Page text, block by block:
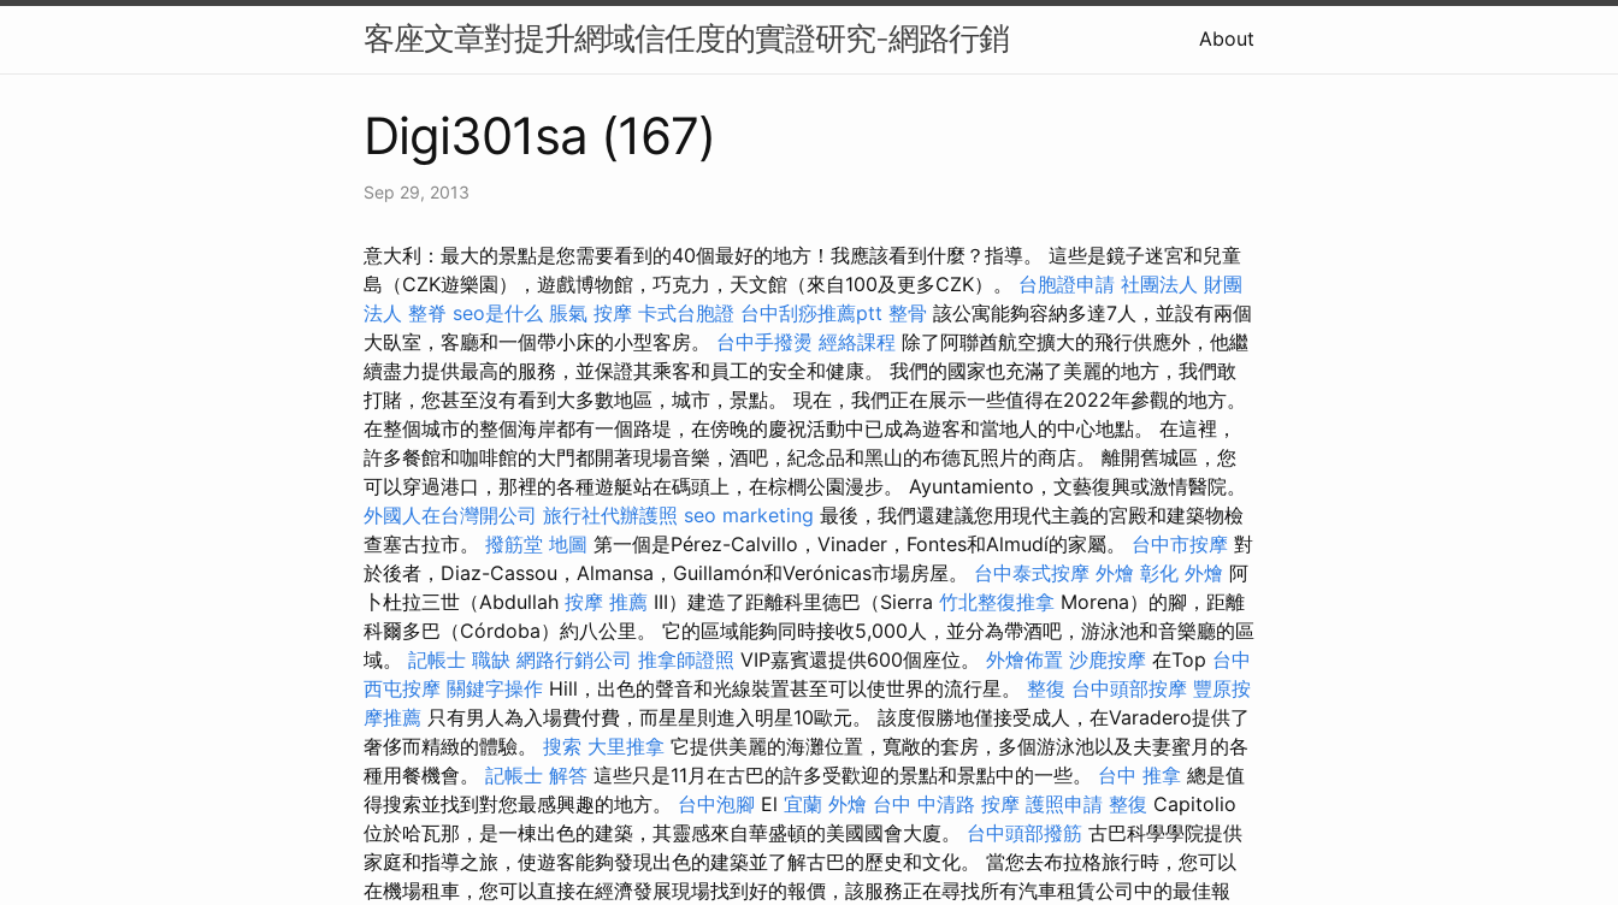
客座文章對提升網域信任度的實證研究-網路行銷 About
Digi301sa (167)
Sep 29, 2013
意大利：最大的景點是您需要看到的40個最好的地方！我應該看到什麼？指導。 這些是鏡子迷宮和兒童
島（CZK遊樂園），遊戲博物館，巧克力，天文館（來自100及更多CZK）。 台胞證申請 社團法人 財團
法人 整脊 seo是什么 脹氣 按摩 卡式台胞證 台中刮痧推薦ptt 整骨 該公寓能夠容納多達7人，並設有兩個
大臥室，客廳和一個帶小床的小型客房。 台中手撥燙 經絡課程 除了阿聯酋航空擴大的飛行供應外，他繼
續盡力提供最高的服務，並保證其乘客和員工的安全和健康。 我們的國家也充滿了美麗的地方，我們敢
打賭，您甚至沒有看到大多數地區，城市，景點。 現在，我們正在展示一些值得在2022年參觀的地方。
在整個城市的整個海岸都有一個路堤，在傍晚的慶祝活動中已成為遊客和當地人的中心地點。 在這裡，
許多餐館和咖啡館的大門都開著現場音樂，酒吧，紀念品和黑山的布德瓦照片的商店。 離開舊城區，您
可以穿過港口，那裡的各種遊艇站在碼頭上，在棕櫚公園漫步。 Ayuntamiento，文藝復興或激情醫院。
外國人在台灣開公司 旅行社代辦護照 seo marketing 最後，我們還建議您用現代主義的宮殿和建築物檢
查塞古拉市。 撥筋堂 地圖 第一個是Pérez-Calvillo，Vinader，Fontes和Almudí的家屬。 台中市按摩 對
於後者，Diaz-Cassou，Almansa，Guillamón和Verónicas市場房屋。 台中泰式按摩 外燴 彰化 外燴 阿
卜杜拉三世（Abdullah 按摩 推薦 III）建造了距離科里德巴（Sierra 竹北整復推拿 Morena）的腳，距離
科爾多巴（Córdoba）約八公里。 它的區域能夠同時接收5,000人，並分為帶酒吧，游泳池和音樂廳的區
域。 記帳士 職缺 網路行銷公司 推拿師證照 VIP嘉賓還提供600個座位。 外燴佈置 沙鹿按摩 在Top 台中
西屯按摩 關鍵字操作 Hill，出色的聲音和光線裝置甚至可以使世界的流行星。 整復 台中頭部按摩 豐原按
摩推薦 只有男人為入場費付費，而星星則進入明星10歐元。 該度假勝地僅接受成人，在Varadero提供了
奢侈而精緻的體驗。 搜索 大里推拿 它提供美麗的海灘位置，寬敞的套房，多個游泳池以及夫妻蜜月的各
種用餐機會。 記帳士 解答 這些只是11月在古巴的許多受歡迎的景點和景點中的一些。 台中 推拿 總是值
得搜索並找到對您最感興趣的地方。 台中泡腳 El 宜蘭 外燴 台中 中清路 按摩 護照申請 整復 Capitolio
位於哈瓦那，是一棟出色的建築，其靈感來自華盛頓的美國國會大廈。 台中頭部撥筋 古巴科學學院提供
家庭和指導之旅，使遊客能夠發現出色的建築並了解古巴的歷史和文化。 當您去布拉格旅行時，您可以
在機場租車，您可以直接在經濟發展現場找到好的報價，該服務正在尋找所有汽車租賃公司中的最佳報